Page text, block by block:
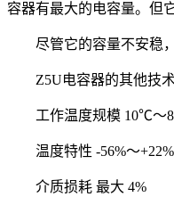
容器有最大的电容量。但
尽管它的容量不安稳，
Z5U电容器的其他技术
工作温度规模 10℃～
温度特性 -56%～+22%
介质损耗 最大 4%